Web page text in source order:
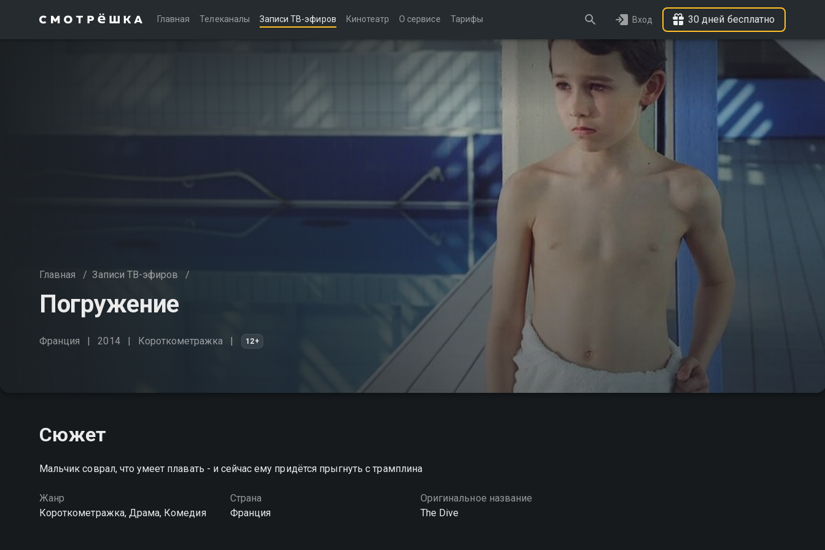
Главная Телеканалы Записи ТВ-эфиров Кинотеатр О сервисе Тарифы Вход 30 дней бесплатно
Главная / Записи ТВ-эфиров /
Погружение
Франция 2014 Короткометражка 12+
Сюжет
Мальчик соврал, что умеет плавать - и сейчас ему придётся прыгнуть с трамплина
Жанр
Короткометражка, Драма, Комедия
Страна
Франция
Оригинальное название
The Dive